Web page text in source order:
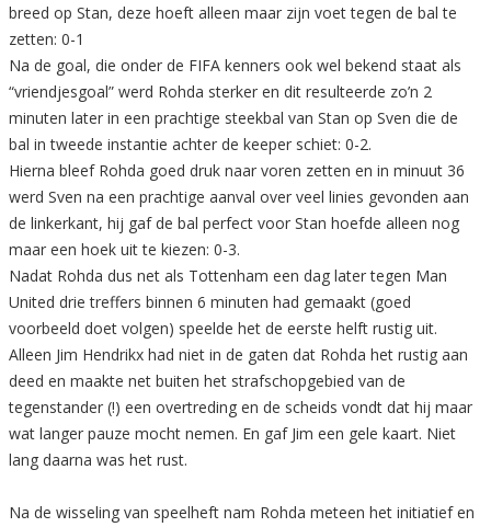
breed op Stan, deze hoeft alleen maar zijn voet tegen de bal te
zetten: 0-1
Na de goal, die onder de FIFA kenners ook wel bekend staat als
“vriendjesgoal” werd Rohda sterker en dit resulteerde zo’n 2
minuten later in een prachtige steekbal van Stan op Sven die de
bal in tweede instantie achter de keeper schiet: 0-2.
Hierna bleef Rohda goed druk naar voren zetten en in minuut 36
werd Sven na een prachtige aanval over veel linies gevonden aan
de linkerkant, hij gaf de bal perfect voor Stan hoefde alleen nog
maar een hoek uit te kiezen: 0-3.
Nadat Rohda dus net als Tottenham een dag later tegen Man
United drie treffers binnen 6 minuten had gemaakt (goed
voorbeeld doet volgen) speelde het de eerste helft rustig uit.
Alleen Jim Hendrikx had niet in de gaten dat Rohda het rustig aan
deed en maakte net buiten het strafschopgebied van de
tegenstander (!) een overtreding en de scheids vondt dat hij maar
wat langer pauze mocht nemen. En gaf Jim een gele kaart. Niet
lang daarna was het rust.
Na de wisseling van speelheft nam Rohda meteen het initiatief en